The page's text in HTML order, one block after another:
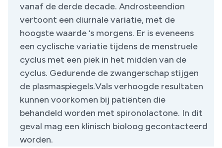
vanaf de derde decade. Androsteendion
vertoont een diurnale variatie, met de
hoogste waarde ‘s morgens. Er is eveneens
een cyclische variatie tijdens de menstruele
cyclus met een piek in het midden van de
cyclus. Gedurende de zwangerschap stijgen
de plasmaspiegels.Vals verhoogde resultaten
kunnen voorkomen bij patiënten die
behandeld worden met spironolactone. In dit
geval mag een klinisch bioloog gecontacteerd
worden.